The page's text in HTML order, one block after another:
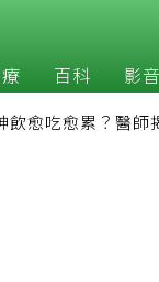
百科 影音
飲愈吃愈累？醫師